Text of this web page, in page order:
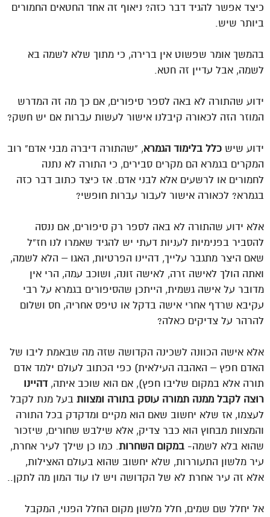
כיצד אפשר להגיד דבר כזה? ניאוף זה אחד החטאים החמורים
ביותר שיש.
בהמשך אומר שפשוט אין ברירה, כי מתוך שלא לשמה בא
לשמה, אבל עדיין זה חטא.
ידוע שהתורה לא באה לספר סיפורים, אם כך מה זה המדרש
המוזר הזה לכאורה קיבלנו אישור לעשות עברות אם יש חשק?
ידוע שיש כלל בלימוד הגמרא, “שהתורה דיברה מבני אדם” רוב
המקרים בגמרא הם מקרים סבירים, כי התורה לא נתנה
לחמורים או לרשעים אלא לבני אדם. אז כיצד כתוב דבר כזה
בגמרא? לכאורה אישור לעבור עברות חופשי?
אלא ידוע שהתורה לא באה לספר רק סיפורים, אם ננסה
להסביר בפנימיות לעניות דעתי יש להגיד שאמרו לנו חז”ל
שאם היצר מתגבר עלייך, דהיינו הפרטיות, האגו – הלא לשמה,
ואתה הולך לאישה זרה, לאישה זונה, ושוכב עמה, הרי אין
מדובר על אישה גשמית, הייתכן שהסיפורים בגמרא על רבי
עקיבא שרדף אחרי אישה בדקל או טיפס אחריה, חס ושלום
להרהר על צדיקים כאלה?
אלא אישה הכוונה לשכינה הקדושה שזה מה שבאמת ליבו של
האדם חפץ – האהבה העילאית) כפי הכתוב לעולם ילמד אדם
תורה אלא במקום שליבו חפץ), אם הוא שוכב איתה, דהיינו
רוצה לקבל ממנה תמורה עוסק בתורה ומצוות בעל מנת לקבל
לעצמו, אז שלא יחשוב שאם הוא מקיים ומדקדק בכל התורה
והמצוות מבחוץ הוא כבר צדיק, אלא שילבש שחורים, שיזכור
שהוא בלא לשמה- במקום השחרות. כמו כן שילך לעיר אחרת,
עיר מלשון התעוררות, שלא יחשוב שהוא בעולם האצילות,
אלא זה עיר אחרת לא של הקדושה ויש לו עוד המון מה לתקן..
אל יחלל שם שמים, חלל מלשון מקום החלל הפנוי, המקבל